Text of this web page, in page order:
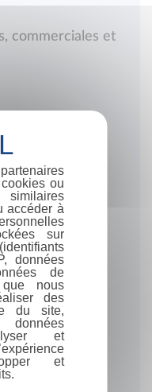
commerciales et
ou
accéder à
sur
données
de
que nous
des
du site,
et
et